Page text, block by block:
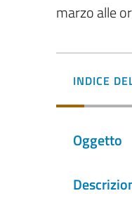
marzo alle
INDICE
Oggetto